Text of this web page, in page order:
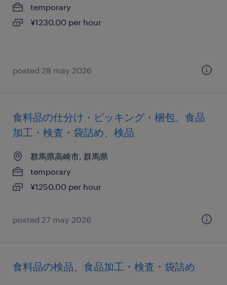
temporary
¥1230.00 per hour
posted 28 may 2026
食料品の仕分け・ピッキング・梱包、食品
加工・検査・袋詰め、検品
群馬県高崎市, 群馬県
temporary
¥1250.00 per hour
posted 27 may 2026
食料品の検品、食品加工・検査・袋詰め